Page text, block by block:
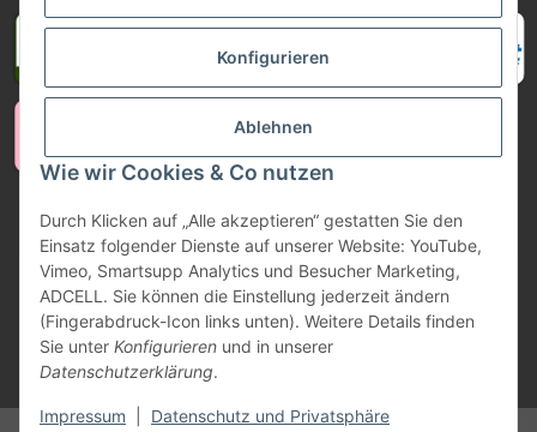
Konfigurieren
Ablehnen
Wie wir Cookies & Co nutzen
Durch Klicken auf „Alle akzeptieren“ gestatten Sie den
Einsatz folgender Dienste auf unserer Website: YouTube,
Vimeo, Smartsupp Analytics und Besucher Marketing,
ADCELL. Sie können die Einstellung jederzeit ändern
(Fingerabdruck-Icon links unten). Weitere Details finden
Sie unter Konfigurieren und in unserer
Datenschutzerklärung.
Impressum Datenschutz und Privatsphäre
Vertrag widerrufen
* Alle Preise inkl. gesetzlicher USt., zzgl.